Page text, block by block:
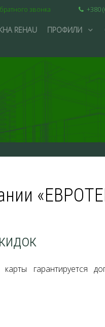
звонка +380
REHAU ПРОФИЛИ
гарантируется